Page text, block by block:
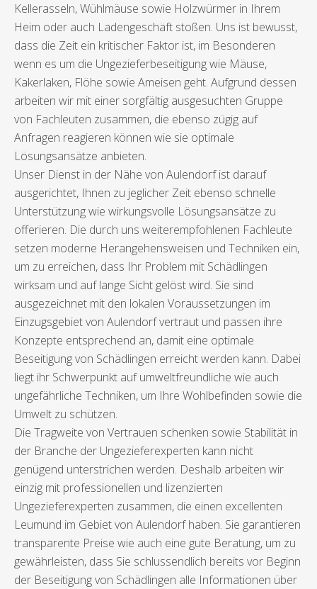
Kellerasseln, Wühlmäuse sowie Holzwürmer in Ihrem
Heim oder auch Ladengeschäft stoßen. Uns ist bewusst,
dass die Zeit ein kritischer Faktor ist, im Besonderen
wenn es um die Ungezieferbeseitigung wie Mäuse,
Kakerlaken, Flöhe sowie Ameisen geht. Aufgrund dessen
arbeiten wir mit einer sorgfältig ausgesuchten Gruppe
von Fachleuten zusammen, die ebenso zügig auf
Anfragen reagieren können wie sie optimale
Lösungsansätze anbieten.
Unser Dienst in der Nähe von Aulendorf ist darauf
ausgerichtet, Ihnen zu jeglicher Zeit ebenso schnelle
Unterstützung wie wirkungsvolle Lösungsansätze zu
offerieren. Die durch uns weiterempfohlenen Fachleute
setzen moderne Herangehensweisen und Techniken ein,
um zu erreichen, dass Ihr Problem mit Schädlingen
wirksam und auf lange Sicht gelöst wird. Sie sind
ausgezeichnet mit den lokalen Voraussetzungen im
Einzugsgebiet von Aulendorf vertraut und passen ihre
Konzepte entsprechend an, damit eine optimale
Beseitigung von Schädlingen erreicht werden kann. Dabei
liegt ihr Schwerpunkt auf umweltfreundliche wie auch
ungefährliche Techniken, um Ihre Wohlbefinden sowie die
Umwelt zu schützen.
Die Tragweite von Vertrauen schenken sowie Stabilität in
der Branche der Ungezieferexperten kann nicht
genügend unterstrichen werden. Deshalb arbeiten wir
einzig mit professionellen und lizenzierten
Ungezieferexperten zusammen, die einen excellenten
Leumund im Gebiet von Aulendorf haben. Sie garantieren
transparente Preise wie auch eine gute Beratung, um zu
gewährleisten, dass Sie schlussendlich bereits vor Beginn
der Beseitigung von Schädlingen alle Informationen über